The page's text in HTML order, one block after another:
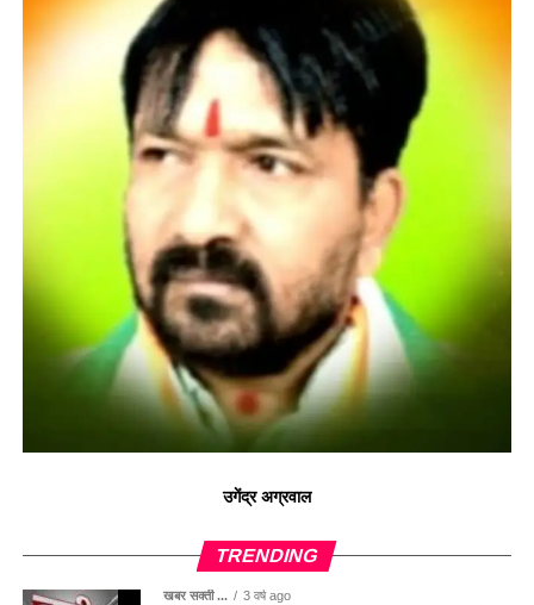
उगेंद्र अग्रवाल
TRENDING
खबर सक्ती ... 3 वर्ष ago